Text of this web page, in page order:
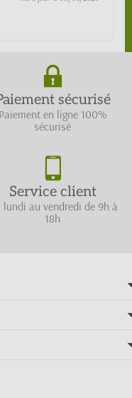
sécurisé
Paiement en ligne 100%
sécurisé
Service client
lundi au vendredi de 9h à
18h